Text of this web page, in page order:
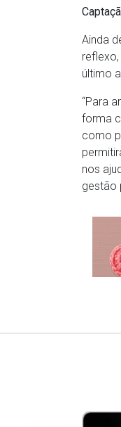
Ainda
último
“Para
forma
como
nos
gestão